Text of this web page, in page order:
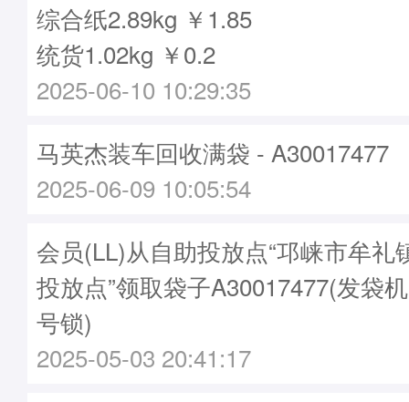
综合纸2.89kg ￥1.85
统货1.02kg ￥0.2
2025-06-10 10:29:35
马英杰装车回收满袋 - A30017477
2025-06-09 10:05:54
会员(LL)从自助投放点“邛崃市牟礼
投放点”领取袋子A30017477(发袋
号锁)
2025-05-03 20:41:17